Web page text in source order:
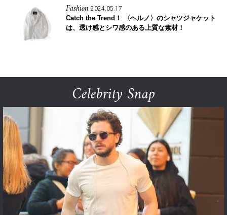
Fashion 2024.05.17
Catch the Trend！
〈ヘルノ〉のシャツジャケット
は、透け感とシワ感のある上質な素材！
Celebrity Snap